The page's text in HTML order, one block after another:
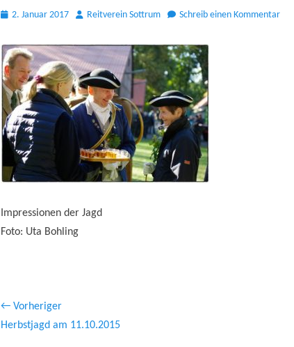
Posted
2. Januar 2017 AutorReitverein Sottrum Schreib einen Kommentar
Impressionen der Jagd
Foto: Uta Bohling
Beitragsnavigation
← Vorheriger
Vorheriger
Herbstjagd am 11.10.2015